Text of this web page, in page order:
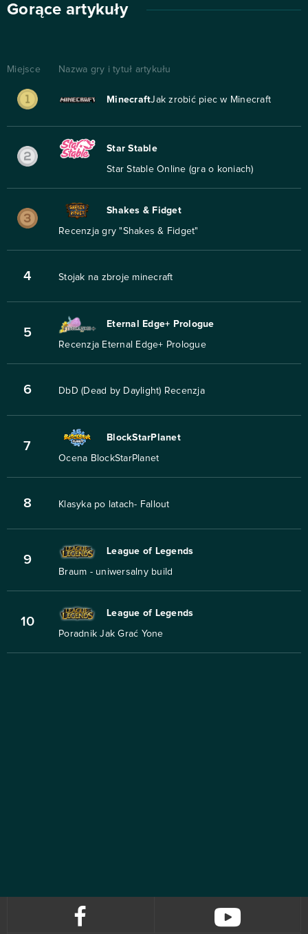
Gorące artykuły
Miejsce Nazwa gry i tytuł artykułu
MinecraftJak zrobić piec w Minecraft
Star Stable
Star Stable Online (gra o koniach)
Shakes & Fidget
Recenzja gry "Shakes & Fidget"
4 Stojak na zbroje minecraft
5
Eternal Edge+ Prologue
Recenzja Eternal Edge+ Prologue
6 DbD (Dead by Daylight) Recenzja
7
BlockStarPlanet
Ocena BlockStarPlanet
8 Klasyka po latach- Fallout
9
League of Legends
Braum - uniwersalny build
10
League of Legends
Poradnik Jak Grać Yone